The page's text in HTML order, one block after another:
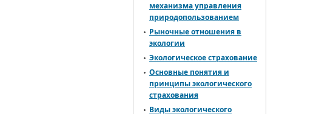
механизма управления
природопользованием
Рыночные отношения в
экологии
Экологическое страхование
Основные понятия и
принципы экологического
страхования
Виды экологического